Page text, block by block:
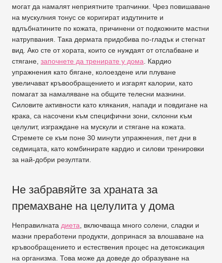
могат да намалят неприятните трапчинки. Чрез повишаване
на мускулния тонус се коригират издутините и
вдлъбнатините по кожата, причинени от подкожните мастни
натрупвания. Така дермата придобива по-гладък и стегнат
вид. Ако сте от хората, които се нуждаят от отслабване и
стягане, започнете да тренирате у дома . Кардио
упражнения като бягане, колоездене или плуване
увеличават кръвообращението и изгарят калории, като
помагат за намаляване на общите телесни мазнини.
Силовите активности като клякания, напади и повдигане на
крака, са насочени към специфични зони, склонни към
целулит, изграждане на мускули и стягане на кожата.
Стремете се към поне 30 минути упражнения, пет дни в
седмицата, като комбинирате кардио и силови тренировки
за най-добри резултати.
Не забравяйте за храната за
премахване на целулита у дома
Неправилната диета , включваща много солени, сладки и
мазни преработени продукти, допринася за влошаване на
кръвообращението и естествения процес на детоксикация
на организма. Това може да доведе до образуване на